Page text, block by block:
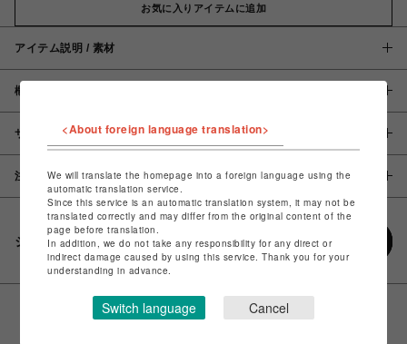
お気に入りアイテムに追加
アイテム説明 / 素材
概要
サイズ
注意事項
シェアする
<About foreign language translation>
We will translate the homepage into a foreign language using the
automatic translation service.
Since this service is an automatic translation system, it may not be
translated correctly and may differ from the original content of the
page before translation.
In addition, we do not take any responsibility for any direct or
indirect damage caused by using this service. Thank you for your
understanding in advance.
Switch language Cancel